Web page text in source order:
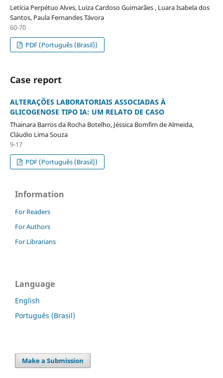
Letícia Perpétuo Alves, Luiza Cardoso Guimarães , Luara Isabela dos
Santos, Paula Fernandes Távora
60-70
PDF (Português (Brasil))
Case report
ALTERAÇÕES LABORATORIAIS ASSOCIADAS À
GLICOGENOSE TIPO IA: UM RELATO DE CASO
Thainara Barros da Rocha Botelho, Jéssica Bomfim de Almeida,
Cláudio Lima Souza
9-17
PDF (Português (Brasil))
Information
For Readers
For Authors
For Librarians
Language
English
Português (Brasil)
Make a Submission